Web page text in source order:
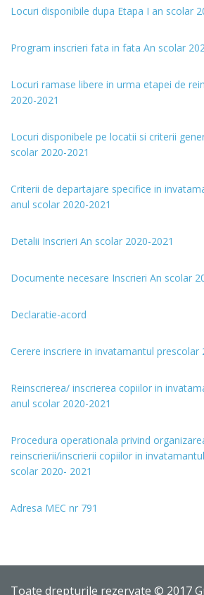
Locuri disponibile dupa Etapa I an scolar
Program inscrieri fata in fata An scolar
Locuri ramase libere in urma etapei de
2020-2021
Locuri disponibele pe locatii si criterii
scolar 2020-2021
Criterii de departajare specifice in
anul scolar 2020-2021
Detalii Inscrieri An scolar 2020-2021
Documente necesare Inscrieri An scolar
Declaratie-acord
Cerere inscriere in invatamantul prescolar
Reinscrierea/ inscrierea copiilor in
anul scolar 2020-2021
Procedura operationala privind
reinscrierii/inscrierii copiilor in
scolar 2020- 2021
Adresa MEC nr 791
Toate drepturile rezervate © 2017